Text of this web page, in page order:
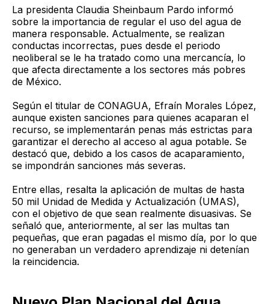
La presidenta Claudia Sheinbaum Pardo informó
sobre la importancia de regular el uso del agua de
manera responsable. Actualmente, se realizan
conductas incorrectas, pues desde el periodo
neoliberal se le ha tratado como una mercancía, lo
que afecta directamente a los sectores más pobres
de México.
Según el titular de CONAGUA, Efraín Morales López,
aunque existen sanciones para quienes acaparan el
recurso, se implementarán penas más estrictas para
garantizar el derecho al acceso al agua potable. Se
destacó que, debido a los casos de acaparamiento,
se impondrán sanciones más severas.
Entre ellas, resalta la aplicación de multas de hasta
50 mil Unidad de Medida y Actualización (UMAS),
con el objetivo de que sean realmente disuasivas. Se
señaló que, anteriormente, al ser las multas tan
pequeñas, que eran pagadas el mismo día, por lo que
no generaban un verdadero aprendizaje ni detenían
la reincidencia.